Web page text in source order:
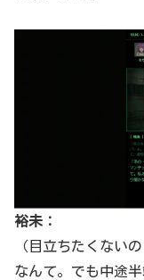
裕未：
（目立ちたくない
なんて。でも中途